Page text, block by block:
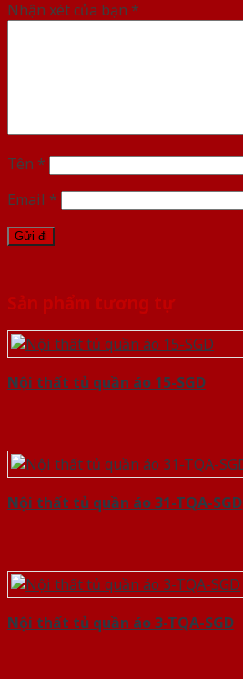
Nhận xét của bạn *
Tên *
Email *
Sản phẩm tương tự
Nội thất tủ quần áo 15-SGD
Nội thất tủ quần áo 31-TQA-SGD
Nội thất tủ quần áo 3-TQA-SGD